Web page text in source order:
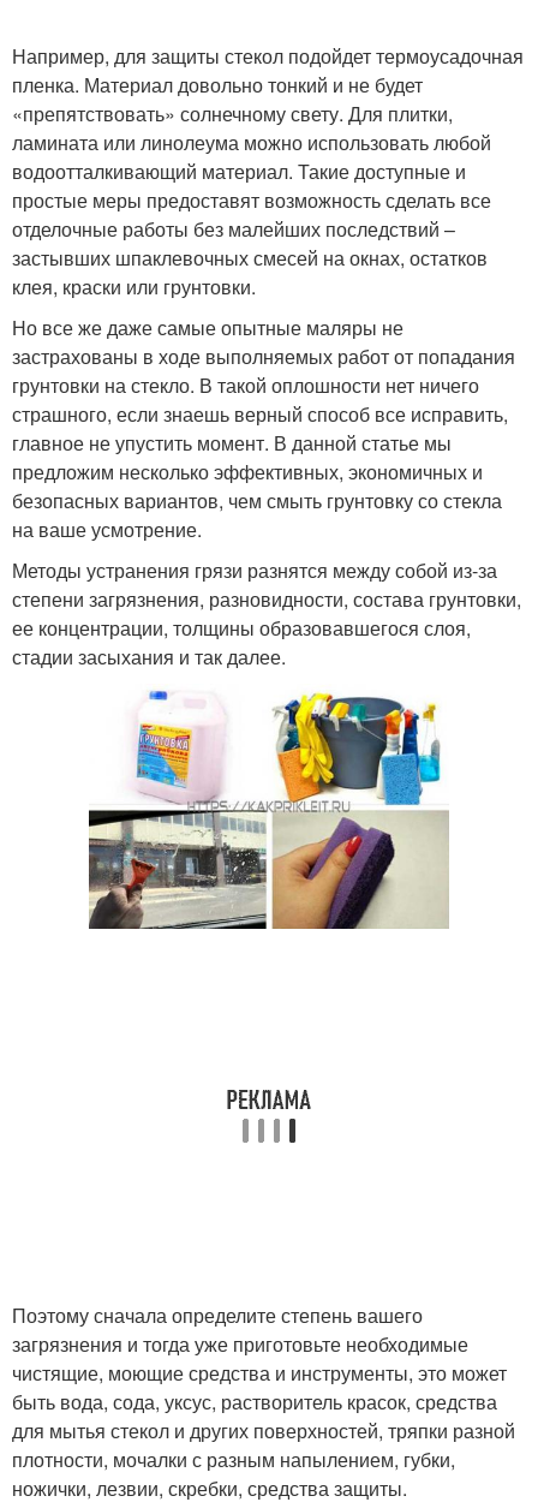
Например, для защиты стекол подойдет термоусадочная
пленка. Материал довольно тонкий и не будет
«препятствовать» солнечному свету. Для плитки,
ламината или линолеума можно использовать любой
водоотталкивающий материал. Такие доступные и
простые меры предоставят возможность сделать все
отделочные работы без малейших последствий –
застывших шпаклевочных смесей на окнах, остатков
клея, краски или грунтовки.
Но все же даже самые опытные маляры не
застрахованы в ходе выполняемых работ от попадания
грунтовки на стекло. В такой оплошности нет ничего
страшного, если знаешь верный способ все исправить,
главное не упустить момент. В данной статье мы
предложим несколько эффективных, экономичных и
безопасных вариантов, чем смыть грунтовку со стекла
на ваше усмотрение.
Методы устранения грязи разнятся между собой из-за
степени загрязнения, разновидности, состава грунтовки,
ее концентрации, толщины образовавшегося слоя,
стадии засыхания и так далее.
Поэтому сначала определите степень вашего
загрязнения и тогда уже приготовьте необходимые
чистящие, моющие средства и инструменты, это может
быть вода, сода, уксус, растворитель красок, средства
для мытья стекол и других поверхностей, тряпки разной
плотности, мочалки с разным напылением, губки,
ножички, лезвии, скребки, средства защиты.